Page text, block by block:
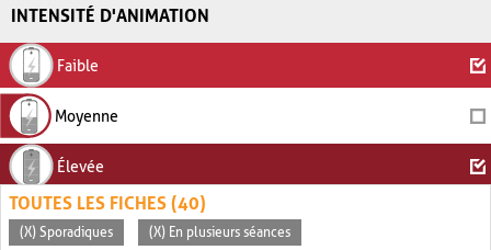
INTENSITÉ D'ANIMATION
Faible
Moyenne
Élevée
TOUTES LES FICHES (40)
(X) Sporadiques (X) En plusieurs séances